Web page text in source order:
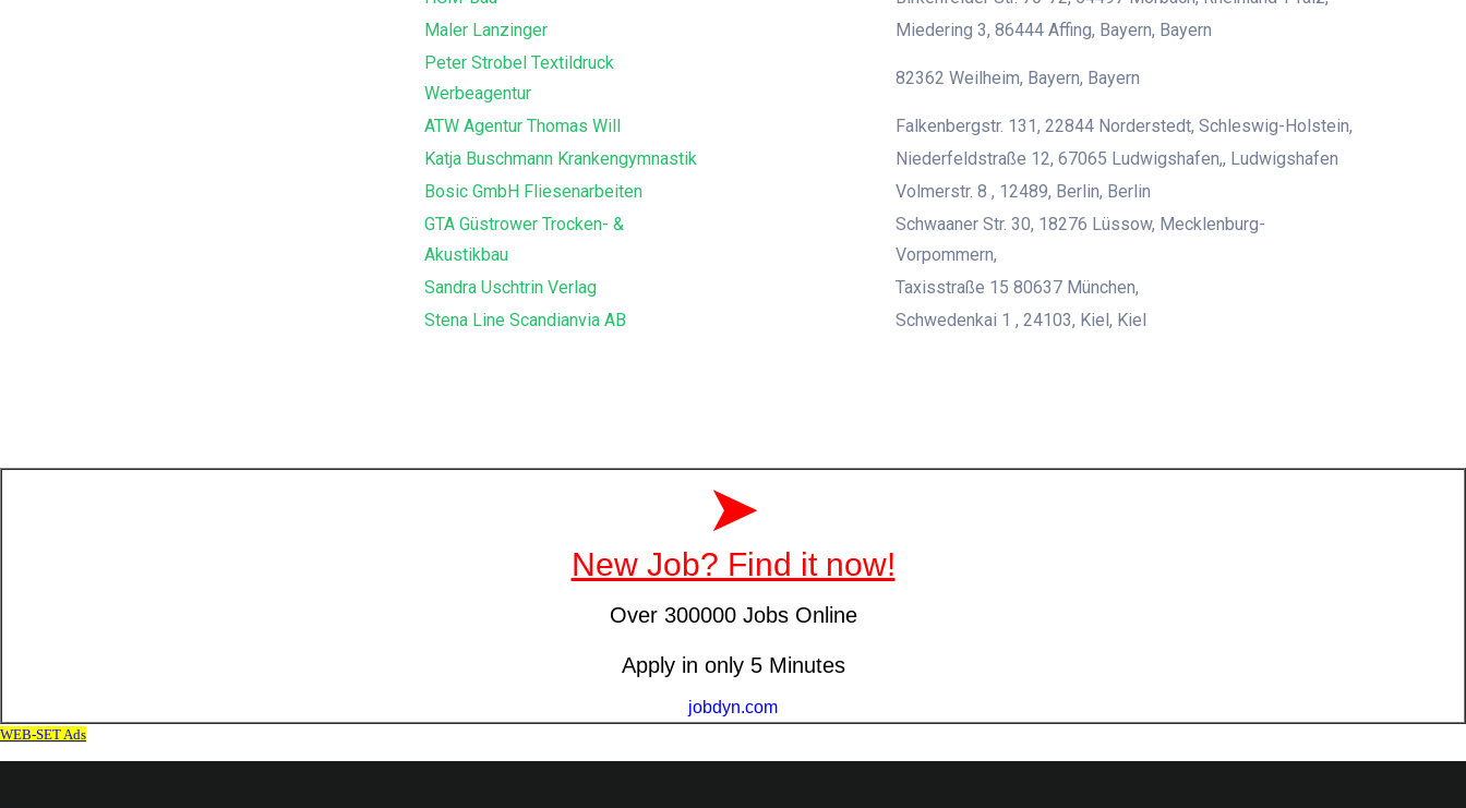
Maler Lanzinger
Miedering 3, 86444 Affing, Bayern, Bayern
Peter Strobel Textildruck
Werbeagentur
82362 Weilheim, Bayern, Bayern
ATW Agentur Thomas Will
Falkenbergstr. 131, 22844 Norderstedt, Schleswig-Holstein,
Katja Buschmann Krankengymnastik
Niederfeldstraße 12, 67065 Ludwigshafen,, Ludwigshafen
Bosic GmbH Fliesenarbeiten
Volmerstr. 8 , 12489, Berlin, Berlin
GTA Güstrower Trocken- &
Akustikbau
Schwaaner Str. 30, 18276 Lüssow, Mecklenburg-
Vorpommern,
Sandra Uschtrin Verlag
Taxisstraße 15 80637 München,
Stena Line Scandianvia AB
Schwedenkai 1 , 24103, Kiel, Kiel